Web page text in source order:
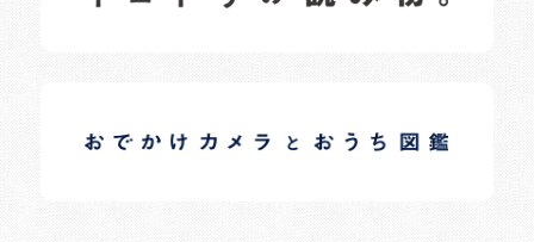
日常の様子など随時更新中です。